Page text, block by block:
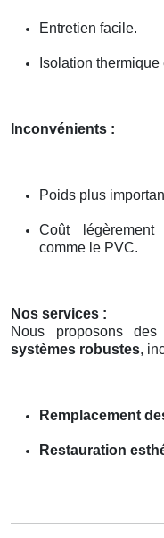
Entretien facile.
Isolation
Inconvénients :
Poids plus
Coût
comme le PVC.
Nos services :
Nous proposons des
systèmes robustes,
Remplacement
Restauration